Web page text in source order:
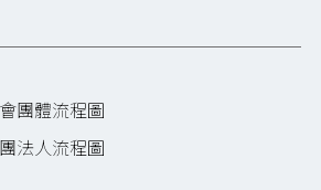
團體流程圖
法人流程圖